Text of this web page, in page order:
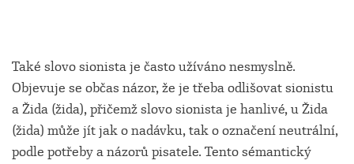
Také slovo sionista je často užíváno nesmyslně.
Objevuje se občas názor, že je třeba odlišovat sionistu
a Žida (žida), přičemž slovo sionista je hanlivé, u Žida
(žida) může jít jak o nadávku, tak o označení neutrální,
podle potřeby a názorů pisatele. Tento sémantický